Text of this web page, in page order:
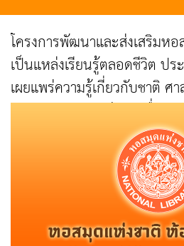
โครงการพัฒนาและส่งเสริมห
เป็นแหล่งเรียนรู้ตลอดชีวิต ป
เผยแพร่ความรู้เกี่ยวกับชาติ
การอบรมเชิงปฏิบัติการเรื่อง